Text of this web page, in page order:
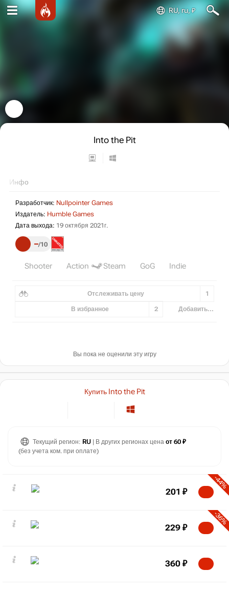
RU, ru, ₽
Into the Pit
Инфо
Разработчик: Nullpointer Games
Издатель: Humble Games
Дата выхода: 19 октября 2021г.
– 10
Shooter Action Steam GoG Indie
Отслеживать цену 1
В избранное 2 Добавить...
Вы пока не оценили эту игру
Купить Into the Pit
Текущий регион: RU | В других регионах цена от 60 ₽
(без учета ком. при оплате)
-44%
201 ₽
-36%
229 ₽
360 ₽